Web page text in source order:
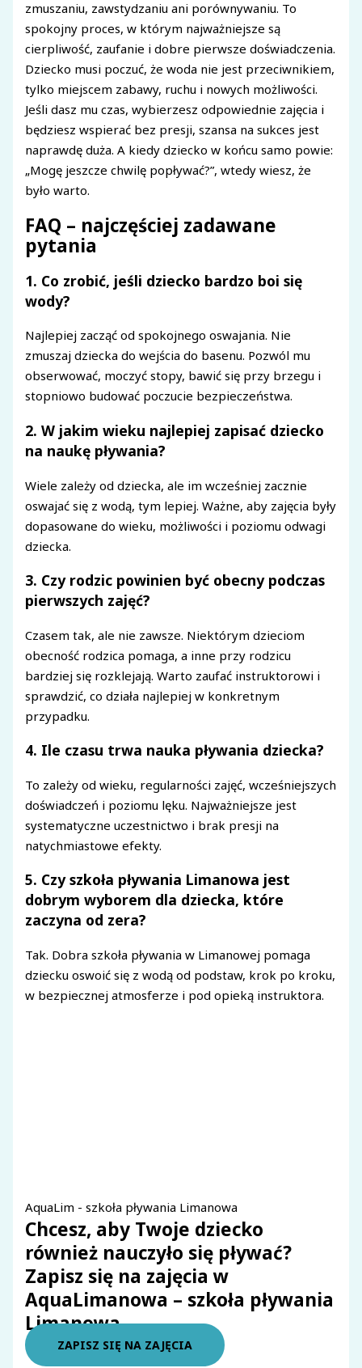
zmuszaniu, zawstydzaniu ani porównywaniu. To
spokojny proces, w którym najważniejsze są
cierpliwość, zaufanie i dobre pierwsze doświadczenia.
Dziecko musi poczuć, że woda nie jest przeciwnikiem,
tylko miejscem zabawy, ruchu i nowych możliwości.
Jeśli dasz mu czas, wybierzesz odpowiednie zajęcia i
będziesz wspierać bez presji, szansa na sukces jest
naprawdę duża. A kiedy dziecko w końcu samo powie:
„Mogę jeszcze chwilę popływać?”, wtedy wiesz, że
było warto.
FAQ – najczęściej zadawane
pytania
1. Co zrobić, jeśli dziecko bardzo boi się
wody?
Najlepiej zacząć od spokojnego oswajania. Nie
zmuszaj dziecka do wejścia do basenu. Pozwól mu
obserwować, moczyć stopy, bawić się przy brzegu i
stopniowo budować poczucie bezpieczeństwa.
2. W jakim wieku najlepiej zapisać dziecko
na naukę pływania?
Wiele zależy od dziecka, ale im wcześniej zacznie
oswajać się z wodą, tym lepiej. Ważne, aby zajęcia były
dopasowane do wieku, możliwości i poziomu odwagi
dziecka.
3. Czy rodzic powinien być obecny podczas
pierwszych zajęć?
Czasem tak, ale nie zawsze. Niektórym dzieciom
obecność rodzica pomaga, a inne przy rodzicu
bardziej się rozklejają. Warto zaufać instruktorowi i
sprawdzić, co działa najlepiej w konkretnym
przypadku.
4. Ile czasu trwa nauka pływania dziecka?
To zależy od wieku, regularności zajęć, wcześniejszych
doświadczeń i poziomu lęku. Najważniejsze jest
systematyczne uczestnictwo i brak presji na
natychmiastowe efekty.
5. Czy szkoła pływania Limanowa jest
dobrym wyborem dla dziecka, które
zaczyna od zera?
Tak. Dobra szkoła pływania w Limanowej pomaga
dziecku oswoić się z wodą od podstaw, krok po kroku,
w bezpiecznej atmosferze i pod opieką instruktora.
AquaLim - szkoła pływania Limanowa
Chcesz, aby Twoje dziecko
również nauczyło się pływać?
Zapisz się na zajęcia w
AquaLimanowa – szkoła pływania
Limanowa.
ZAPISZ SIĘ NA ZAJĘCIA